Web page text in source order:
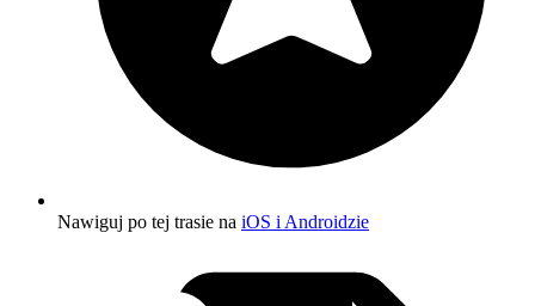
Nawiguj po tej trasie na iOS i Androidzie